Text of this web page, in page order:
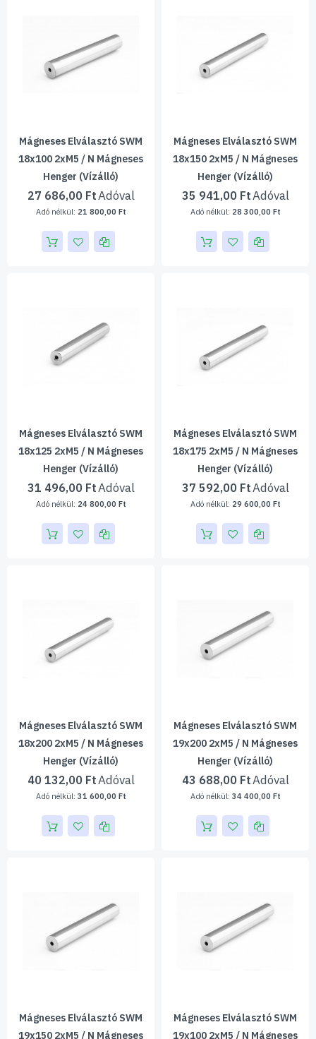
Mágneses Elválasztó SWM
18x100 2xM5 / N Mágneses
Henger (vízálló)
27 686,00 Ft
21 800,00 Ft
Mágneses Elválasztó SWM
18x150 2xM5 / N Mágneses
Henger (vízálló)
35 941,00 Ft
28 300,00 Ft
Mágneses Elválasztó SWM
18x125 2xM5 / N Mágneses
Henger (vízálló)
31 496,00 Ft
24 800,00 Ft
Mágneses Elválasztó SWM
18x175 2xM5 / N Mágneses
Henger (vízálló)
37 592,00 Ft
29 600,00 Ft
Mágneses Elválasztó SWM
18x200 2xM5 / N Mágneses
Henger (vízálló)
40 132,00 Ft
31 600,00 Ft
Mágneses Elválasztó SWM
19x200 2xM5 / N Mágneses
Henger (vízálló)
43 688,00 Ft
34 400,00 Ft
Mágneses Elválasztó SWM
19x150 2xM5 / N Mágneses
Mágneses Elválasztó SWM
19x100 2xM5 / N Mágneses